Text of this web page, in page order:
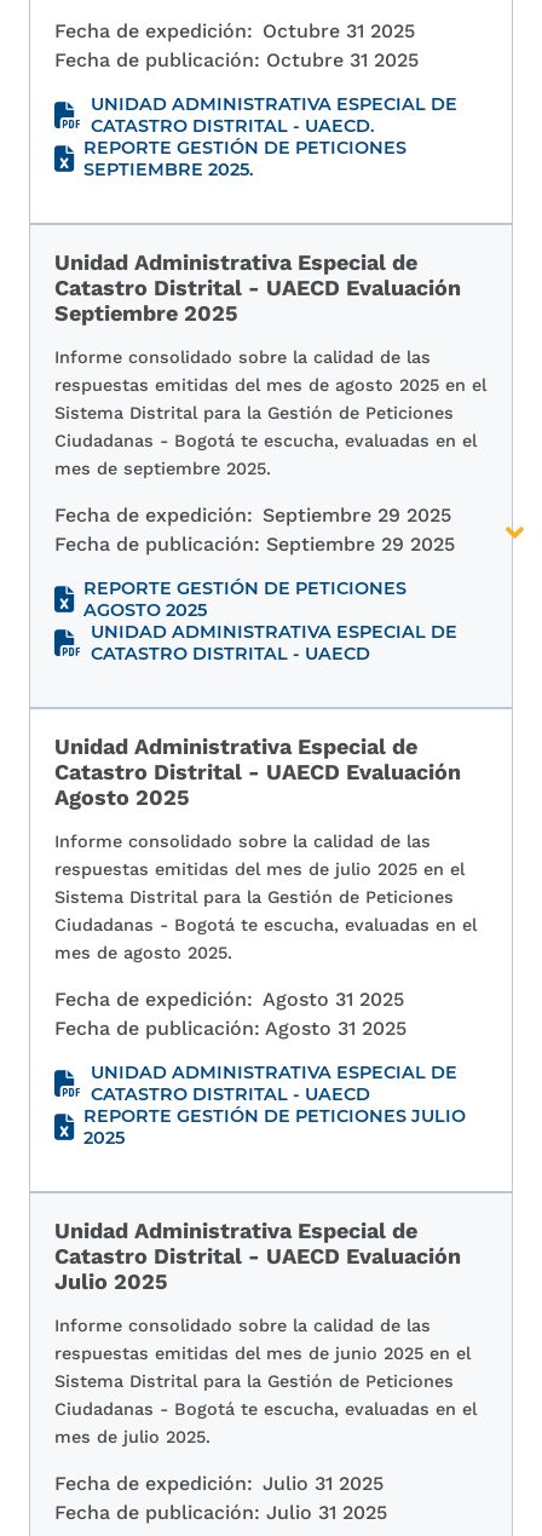
Fecha de expedición: Octubre 31 2025
Fecha de publicación: Octubre 31 2025
UNIDAD ADMINISTRATIVA ESPECIAL DE
CATASTRO DISTRITAL - UAECD.
REPORTE GESTIÓN DE PETICIONES
SEPTIEMBRE 2025.
Unidad Administrativa Especial de
Catastro Distrital - UAECD Evaluación
Septiembre 2025
Informe consolidado sobre la calidad de las
respuestas emitidas del mes de agosto 2025 en el
Sistema Distrital para la Gestión de Peticiones
Ciudadanas - Bogotá te escucha, evaluadas en el
mes de septiembre 2025.
Fecha de expedición: Septiembre 29 2025
Fecha de publicación: Septiembre 29 2025
REPORTE GESTIÓN DE PETICIONES
AGOSTO 2025
UNIDAD ADMINISTRATIVA ESPECIAL DE
CATASTRO DISTRITAL - UAECD
Unidad Administrativa Especial de
Catastro Distrital - UAECD Evaluación
Agosto 2025
Informe consolidado sobre la calidad de las
respuestas emitidas del mes de julio 2025 en el
Sistema Distrital para la Gestión de Peticiones
Ciudadanas - Bogotá te escucha, evaluadas en el
mes de agosto 2025.
Fecha de expedición: Agosto 31 2025
Fecha de publicación: Agosto 31 2025
UNIDAD ADMINISTRATIVA ESPECIAL DE
CATASTRO DISTRITAL - UAECD
REPORTE GESTIÓN DE PETICIONES JULIO
2025
Unidad Administrativa Especial de
Catastro Distrital - UAECD Evaluación
Julio 2025
Informe consolidado sobre la calidad de las
respuestas emitidas del mes de junio 2025 en el
Sistema Distrital para la Gestión de Peticiones
Ciudadanas - Bogotá te escucha, evaluadas en el
mes de julio 2025.
Fecha de expedición: Julio 31 2025
Fecha de publicación: Julio 31 2025